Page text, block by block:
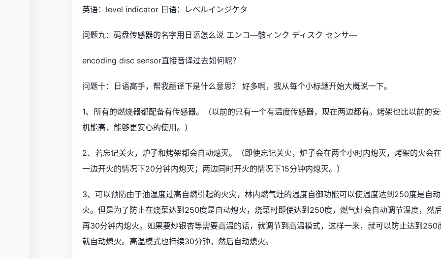
英语：level indicator 日语：レベルインジケタ
问题九：码盘传感器的名字用日语怎么说 エンコ―骸ィンク ディスク センサ―
encoding disc sensor直接音译过去如何呢？
问题十：日语高手，帮我翻译下是什么意思？ 好多啊，我从每个小标题开始大概说一下。
1、所有的燃烧器都配备有传感器。（以前的只有一个有温度传感器，现在两边都有。烤架也比以前的
机能高，能够更安心的使用。）
2、若忘记关火，炉子和烤架都会自动熄灭。（即使忘记关火，炉子会在两个小时内熄灭，烤架的火会在
一边开火的情况下20分钟内熄灭；两边同时开火的情况下15分钟内熄灭。）
3、可以预防由于油温度过高自燃引起的火灾，林内燃气灶的温度自御功能可以使温度达到250度是自
火。但是为了防止在烧菜达到250度是自动熄火，烧菜时即使达到250度，燃气灶会自动调节温度，然
再30分钟内熄火。如果要炒银杏等需要高温的话，就调节到高温模式，这样一来，就可以防止达到250
就自动熄火。高温模式也持续30分钟，然后自动熄火。